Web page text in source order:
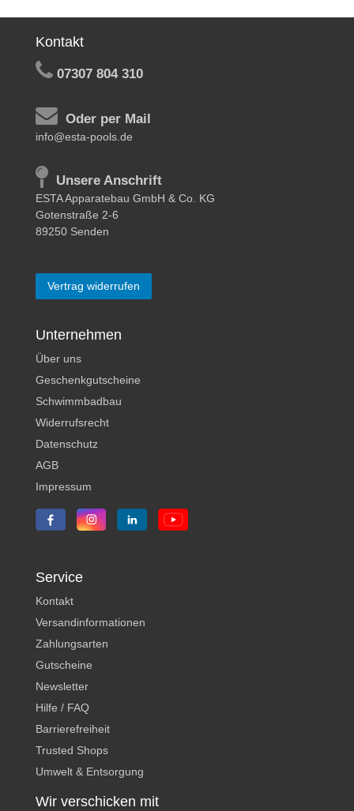
Kontakt
07307 804 310
Oder per Mail
info@esta-pools.de
Unsere Anschrift
ESTA Apparatebau GmbH & Co. KG
Gotenstraße 2-6
89250 Senden
Vertrag widerrufen
Unternehmen
Über uns
Geschenkgutscheine
Schwimmbadbau
Widerrufsrecht
Datenschutz
AGB
Impressum
Service
Kontakt
Versandinformationen
Zahlungsarten
Gutscheine
Newsletter
Hilfe / FAQ
Barrierefreiheit
Trusted Shops
Umwelt & Entsorgung
Wir verschicken mit